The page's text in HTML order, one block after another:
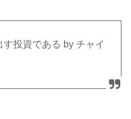
投資である by チャイ